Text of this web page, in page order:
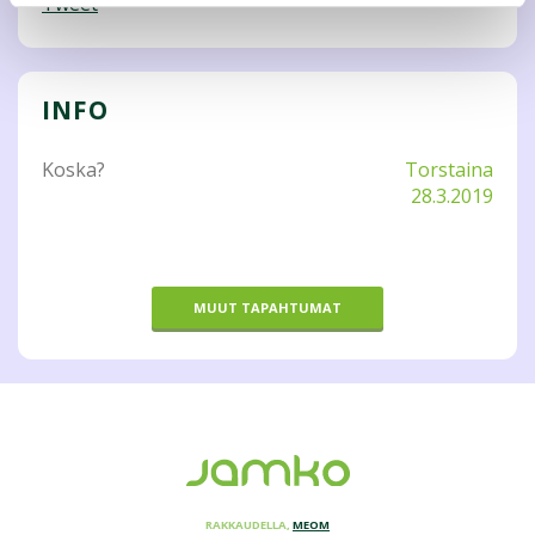
INFO
Koska?
Torstaina
28.3.2019
MUUT TAPAHTUMAT
RAKKAUDELLA, MEOM